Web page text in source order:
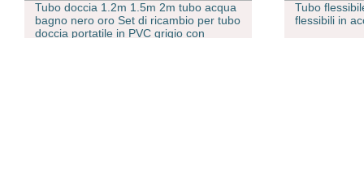
Tubo flessibile di scarico con soffietti
flessibili in acciaio inox con High Qualità
[Qisong] tubi
universali